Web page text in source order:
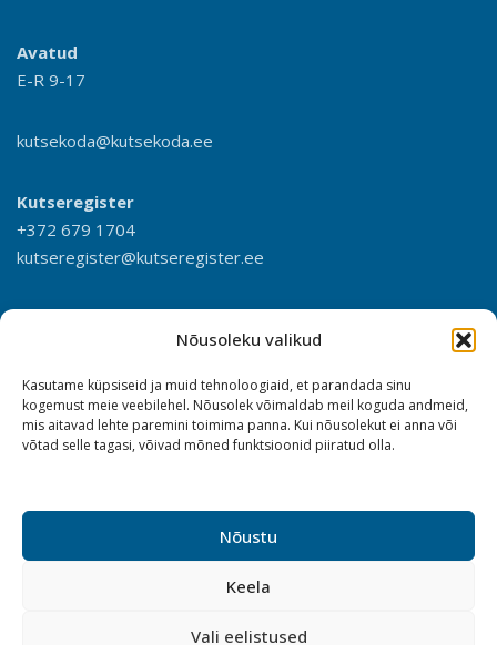
Nõusoleku valikud
Kasutame küpsiseid ja muid tehnoloogiaid, et parandada sinu
kogemust meie veebilehel. Nõusolek võimaldab meil koguda andmeid,
mis aitavad lehte paremini toimima panna. Kui nõusolekut ei anna või
võtad selle tagasi, võivad mõned funktsioonid piiratud olla.
Nõustu
Keela
Vali eelistused
Avatud
E-R 9-17
kutsekoda@kutsekoda.ee
Kutseregister
+372 679 1704
kutseregister@kutseregister.ee